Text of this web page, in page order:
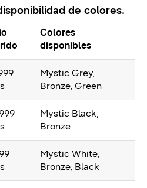
de colores.
Colores
disponibles
Mystic Grey,
Bronze, Green
Mystic Black,
Bronze
Mystic White,
Bronze, Black